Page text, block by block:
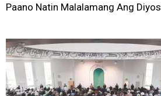
Paano Natin Malalamang Ang